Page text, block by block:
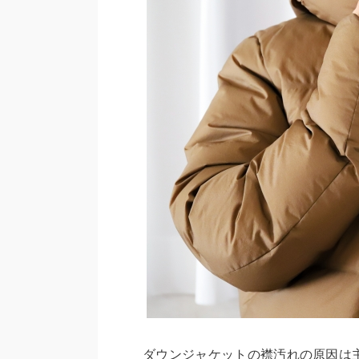
ダウンジャケットの襟汚れの原因は